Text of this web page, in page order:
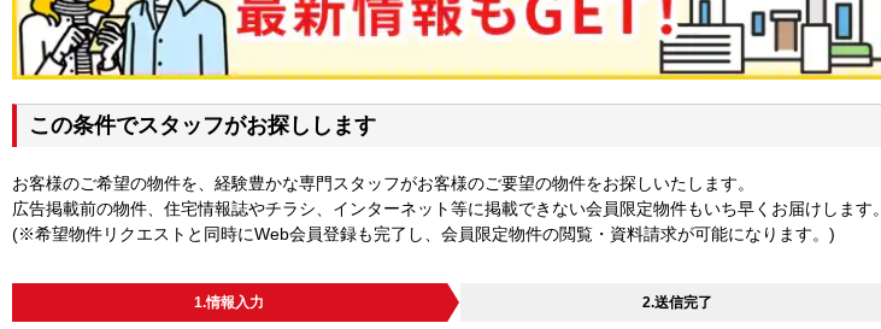
この条件でスタッフがお探しします
お客様のご希望の物件を、経験豊かな専門スタッフがお客様のご要望の物件をお探しいたします。
広告掲載前の物件、住宅情報誌やチラシ、インターネット等に掲載できない会員限定物件もいち早くお届けします。
(※希望物件リクエストと同時にWeb会員登録も完了し、会員限定物件の閲覧・資料請求が可能になります。)
1.情報入力 2.送信完了